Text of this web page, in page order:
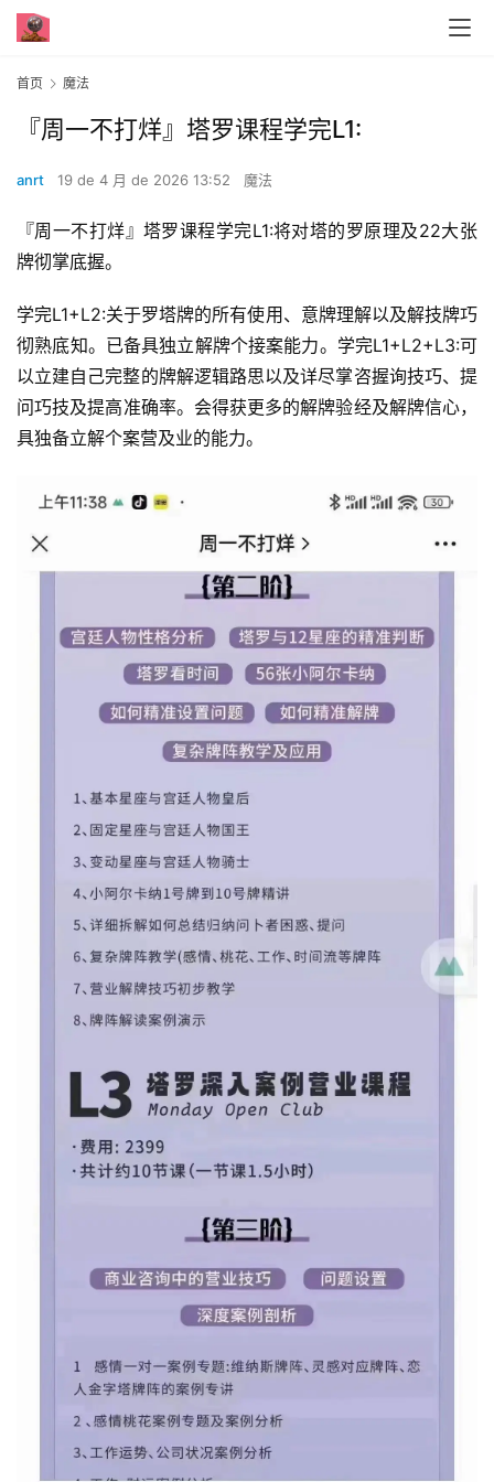
首页 魔法
『周一不打烊』塔罗课程学完L1:
anrt 19 de 4 月 de 2026 13:52 魔法
『周一不打烊』塔罗课程学完L1:将对塔的罗‬原理及22大张‬
牌彻掌底‬握。
学完L1+L2:关于罗塔‬牌的所有使用、意牌‬理解以及解技牌‬巧
彻熟底‬知。已备具‬独立解牌个接‬案能力。学完L1+L2+L3:可
以立建‬自己完整的牌解‬逻辑路思‬以及详尽掌咨握‬询技巧、提
问巧技‬及提高准确率。会得获‬更多的解牌验经‬及解牌信心，
具独备‬立解个案营及‬业的能力。